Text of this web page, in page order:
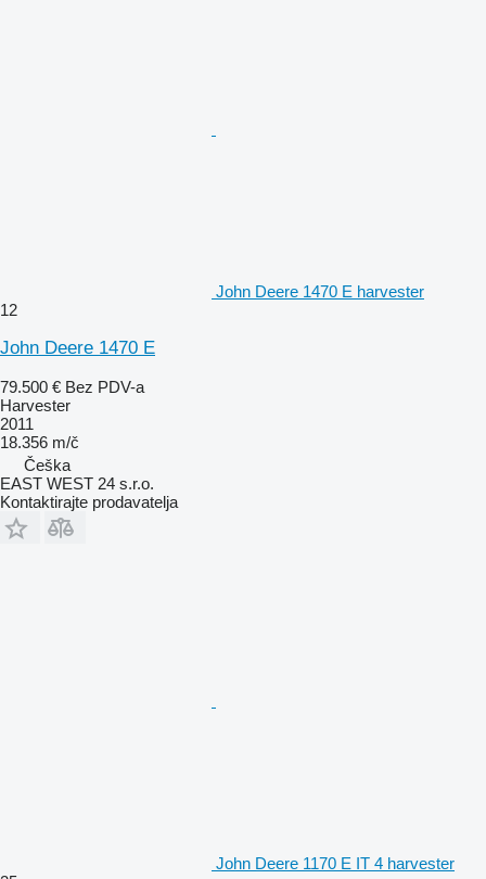
John Deere 1470 E harvester
12
John Deere 1470 E
79.500 € Bez PDV-a
Harvester
2011
18.356 m/č
Češka
EAST WEST 24 s.r.o.
Kontaktirajte prodavatelja
John Deere 1170 E IT 4 harvester